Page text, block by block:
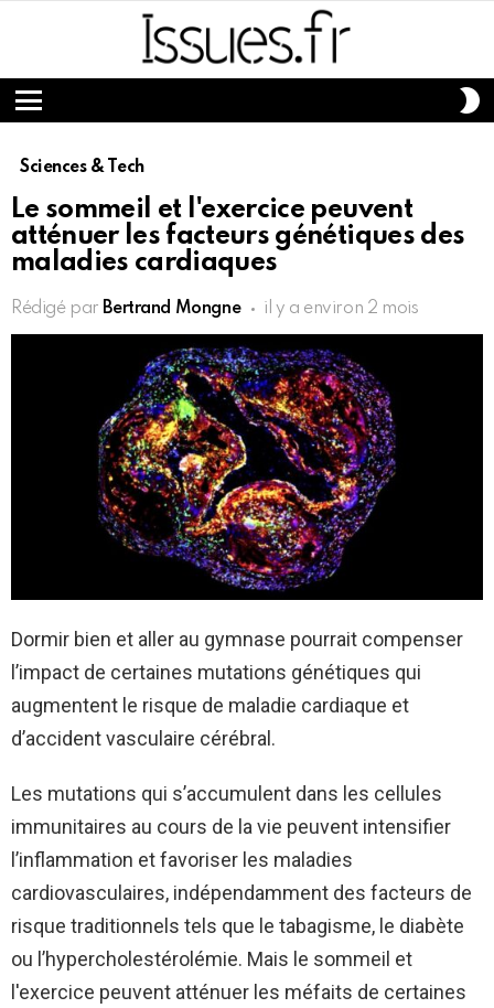
Menu
Sciences & Tech
Le sommeil et l'exercice peuvent
atténuer les facteurs génétiques des
maladies cardiaques
Rédigé par Bertrand Mongne il y a environ 2 mois
Dormir bien et aller au gymnase pourrait compenser
l’impact de certaines mutations génétiques qui
augmentent le risque de maladie cardiaque et
d’accident vasculaire cérébral.
Les mutations qui s’accumulent dans les cellules
immunitaires au cours de la vie peuvent intensifier
l’inflammation et favoriser les maladies
cardiovasculaires, indépendamment des facteurs de
risque traditionnels tels que le tabagisme, le diabète
ou l’hypercholestérolémie. Mais le sommeil et
l'exercice peuvent atténuer les méfaits de certaines